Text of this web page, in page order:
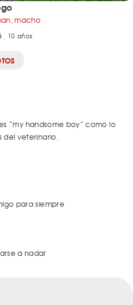
macho
, 10 años
“my handsome boy” como lo
del veterinario.
para siempre
a nadar